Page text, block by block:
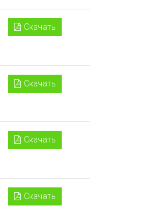
Скачать
Скачать
Скачать
Скачать